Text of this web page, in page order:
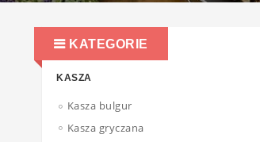
KATEGORIE
KASZA
Kasza bulgur
Kasza gryczana